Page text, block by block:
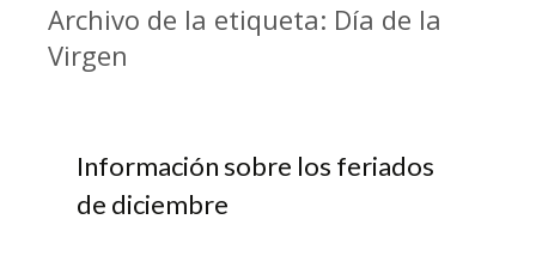
Archivo de la etiqueta: Día de la
Virgen
Información sobre los feriados
de diciembre